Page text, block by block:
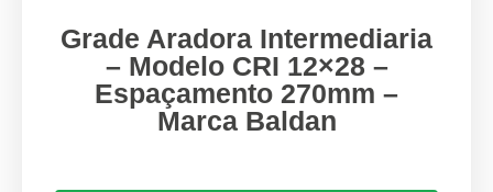
Grade Aradora Intermediaria
– Modelo CRI 12×28 –
Espaçamento 270mm –
Marca Baldan